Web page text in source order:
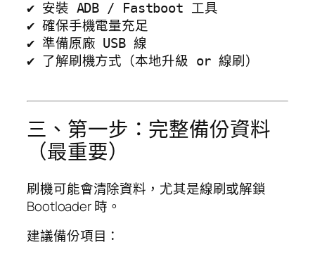
✔ 安裝 ADB / Fastboot 工具
✔ 確保手機電量充足
✔ 準備原廠 USB 線
✔ 了解刷機方式（本地升級 or 線刷）
三、第一步：完整備份資料
（最重要）
刷機可能會清除資料，尤其是線刷或解鎖
Bootloader 時。
建議備份項目：